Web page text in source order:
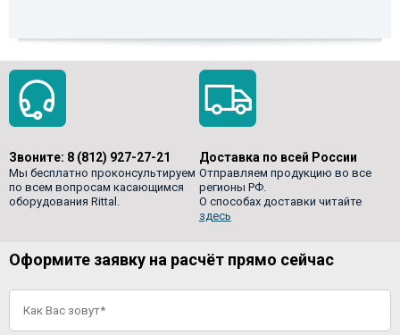
Звоните: 8 (812) 927-27-21
Мы бесплатно проконсультируем
по всем вопросам касающимся
оборудования Rittal.
Доставка по всей России
Отправляем продукцию во все
регионы РФ.
О способах доставки читайте
здесь
Оформите заявку на расчёт прямо сейчас